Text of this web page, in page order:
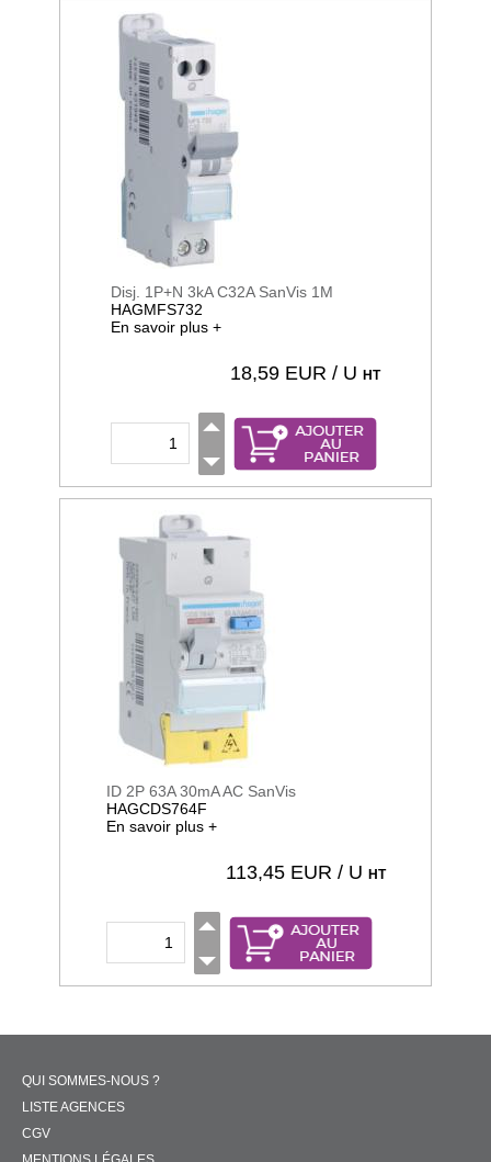
Disj. 1P+N 3kA C32A SanVis 1M
HAGMFS732
En savoir plus +
18,59 EUR / U HT
ID 2P 63A 30mA AC SanVis
HAGCDS764F
En savoir plus +
113,45 EUR / U HT
QUI SOMMES-NOUS ?
LISTE AGENCES
CGV